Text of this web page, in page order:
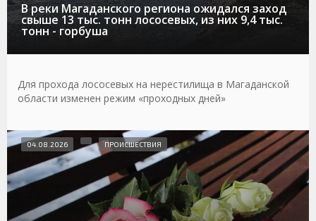
В реки Магаданского региона ожидался заход
свыше 13 тыс. тонн лососевых, из них 9,4 тыс.
тонн - горбуша
Для прохода лососевых на нерестилища в Магаданской
области изменен режим «проходных дней»
04.08.2026 ПРОИСШЕСТВИЯ